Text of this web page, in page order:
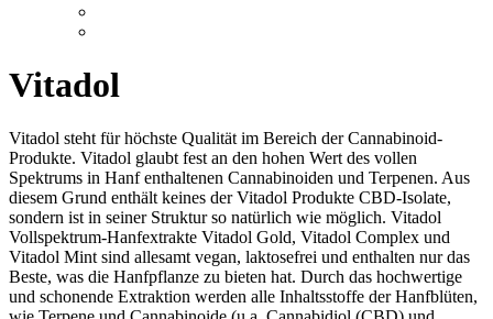
Vitadol
Vitadol steht für höchste Qualität im Bereich der Cannabinoid-
Produkte. Vitadol glaubt fest an den hohen Wert des vollen
Spektrums in Hanf enthaltenen Cannabinoiden und Terpenen. Aus
diesem Grund enthält keines der Vitadol Produkte CBD-Isolate,
sondern ist in seiner Struktur so natürlich wie möglich. Vitadol
Vollspektrum-Hanfextrakte Vitadol Gold, Vitadol Complex und
Vitadol Mint sind allesamt vegan, laktosefrei und enthalten nur das
Beste, was die Hanfpflanze zu bieten hat. Durch das hochwertige
und schonende Extraktion werden alle Inhaltsstoffe der Hanfblüten,